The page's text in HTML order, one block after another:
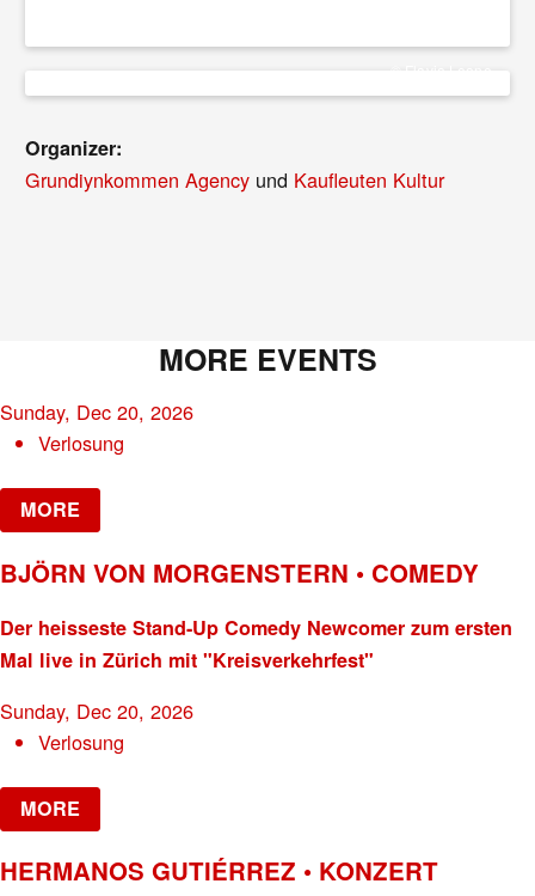
Organizer:
Grundiynkommen Agency und Kaufleuten Kultur
MORE EVENTS
Sunday, Dec 20, 2026
Verlosung
MORE
BJÖRN VON MORGENSTERN • COMEDY
Der heisseste Stand-Up Comedy Newcomer zum ersten
Mal live in Zürich mit "Kreisverkehrfest"
Sunday, Dec 20, 2026
Verlosung
MORE
HERMANOS GUTIÉRREZ • KONZERT